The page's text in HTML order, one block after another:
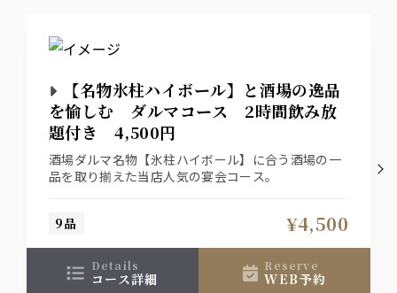
梅酒
焼酎
芋・麦
冷・燗
ノンアルコール
ウーロン茶・オールフリー
【名物氷柱ハイボール】と酒場の逸品
を愉しむ ダルマコース 2時間飲み放
題付き 4,500円
酒場ダルマ名物【氷柱ハイボール】に合う酒場の一
品を取り揃えた当店人気の宴会コース。
9品 ¥4,500
details
コース詳細
reserve
WEB予約